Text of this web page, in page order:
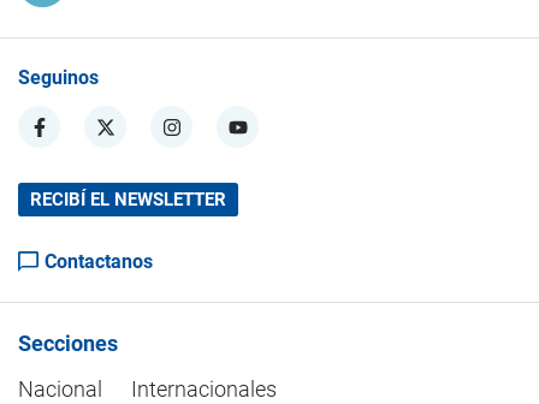
Seguinos
RECIBÍ EL NEWSLETTER
Contactanos
Secciones
Nacional
Internacionales